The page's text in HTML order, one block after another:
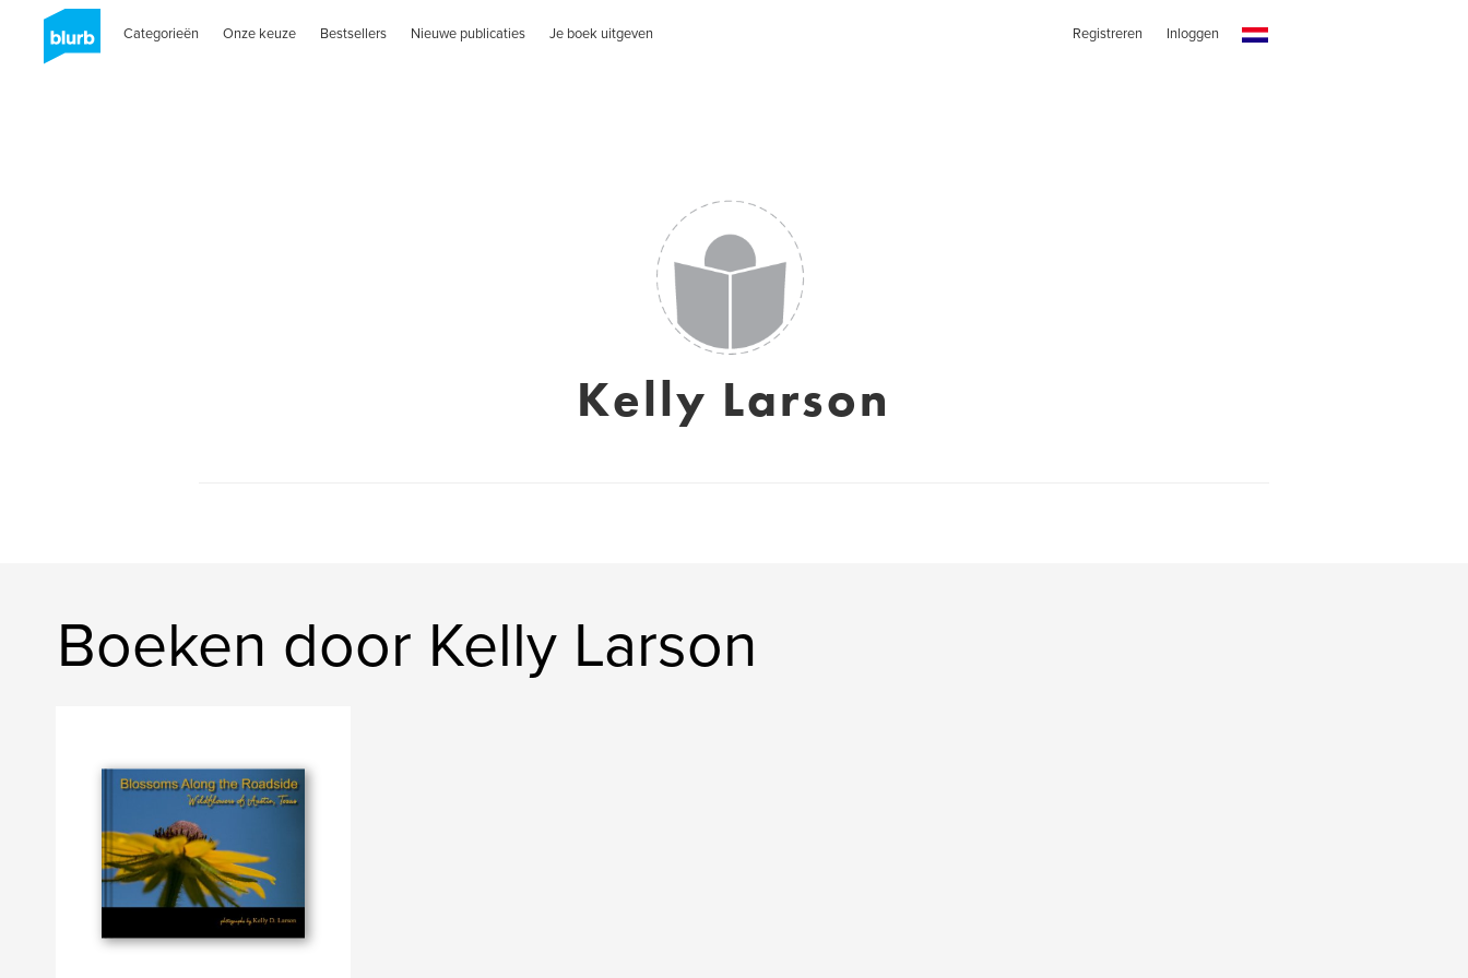
Categorieën Onze keuze Bestsellers Nieuwe publicaties Je boek uitgeven Registreren Inloggen
Kelly Larson
Boeken door Kelly Larson